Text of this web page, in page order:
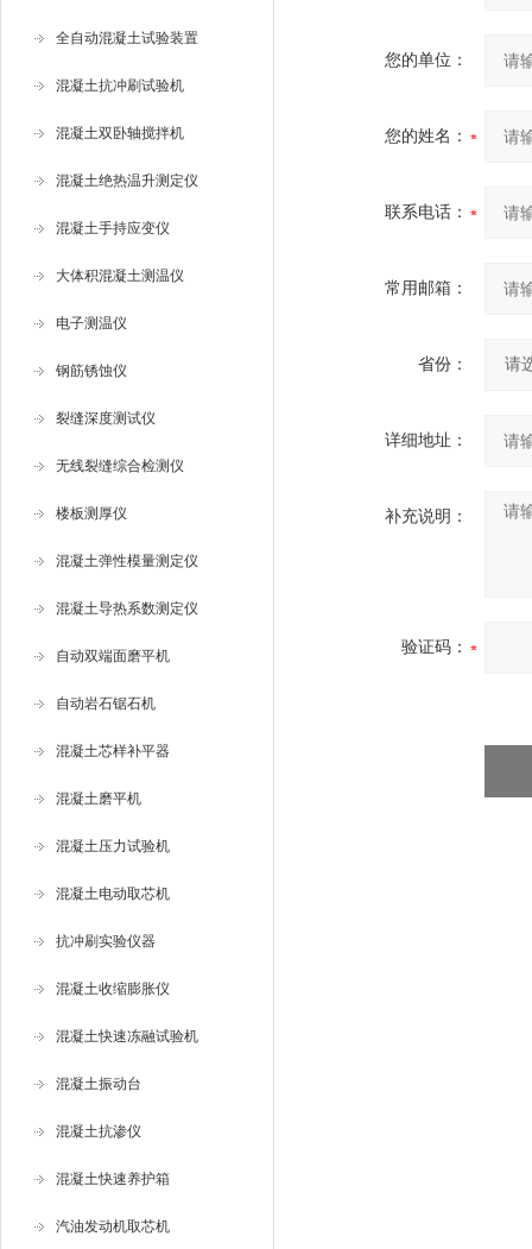
全自动混凝土试验装置
混凝土抗冲刷试验机
混凝土双卧轴搅拌机
混凝土绝热温升测定仪
混凝土手持应变仪
大体积混凝土测温仪
电子测温仪
钢筋锈蚀仪
裂缝深度测试仪
无线裂缝综合检测仪
楼板测厚仪
混凝土弹性模量测定仪
混凝土导热系数测定仪
自动双端面磨平机
自动岩石锯石机
混凝土芯样补平器
混凝土磨平机
混凝土压力试验机
混凝土电动取芯机
抗冲刷实验仪器
混凝土收缩膨胀仪
混凝土快速冻融试验机
混凝土振动台
混凝土抗渗仪
混凝土快速养护箱
汽油发动机取芯机
您的单位：
您的姓名：
联系电话：
常用邮箱：
省份：
详细地址：
补充说明：
验证码：